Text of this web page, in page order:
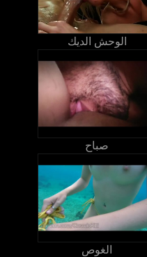
الوحش الديك
صباح
الغوص